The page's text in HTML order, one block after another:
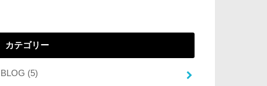
カテゴリー
BLOG (5)